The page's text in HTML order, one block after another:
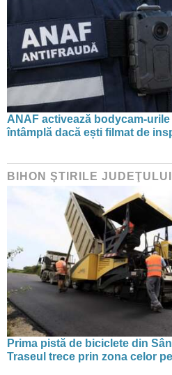
ANAF activează bodycam-
întâmplă dacă ești filmat de
BIHON ŞTIRILE
Prima pistă de biciclete din
Traseul trece prin zona celor